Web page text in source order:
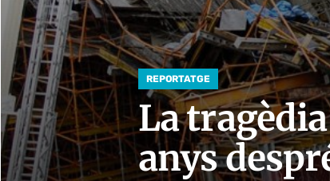
REPORTATGE
La
anys